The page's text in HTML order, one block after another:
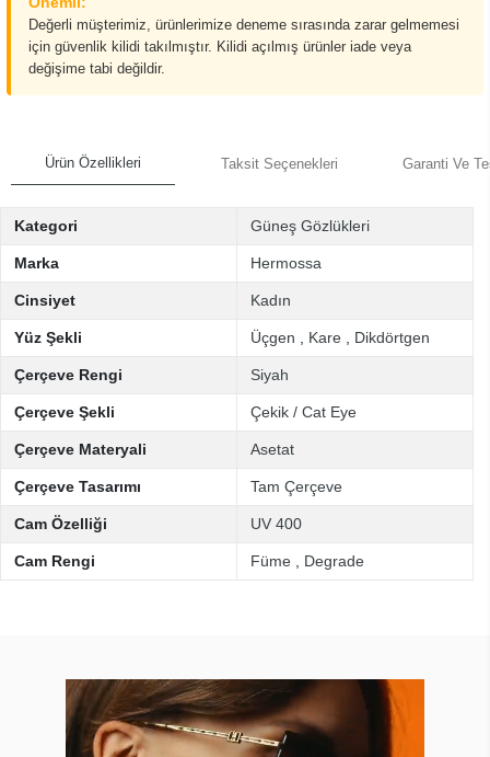
Değerli müşterimiz, ürünlerimize deneme sırasında zarar gelmemesi
için güvenlik kilidi takılmıştır. Kilidi açılmış ürünler iade veya
değişime tabi değildir.
Ürün Özellikleri Taksit Seçenekleri Garanti Ve
Kategori Güneş Gözlükleri
Marka Hermossa
Cinsiyet Kadın
Yüz Şekli Üçgen Kare Dikdörtgen
Çerçeve Rengi Siyah
Çerçeve Şekli Çekik / Cat Eye
Çerçeve Materyali Asetat
Çerçeve Tasarımı Tam Çerçeve
Cam Özelliği UV 400
Cam Rengi Füme Degrade